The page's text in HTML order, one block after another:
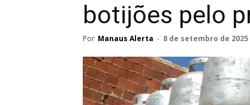
botijões pelo
Por Manaus Alerta - 8 de setembro de 2025